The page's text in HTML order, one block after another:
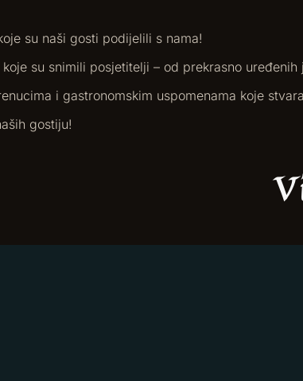
su naši gosti podijelili s nama!
su snimili posjetitelji – od prekrasno
i gastronomskim uspomenama koje
gostiju!